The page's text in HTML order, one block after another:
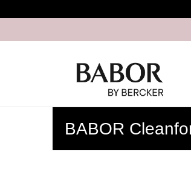
BABOR